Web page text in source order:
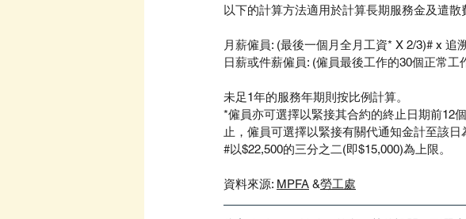
以下的計算方法適用於計算長期服務金及遣散
月薪僱員: (最後一個月全月工資* X 2/3)# x 追
日薪或件薪僱員: (僱員最後工作的30個正常
未足1年的服務年期則按比例計算。
*僱員亦可選擇以緊接其合約的終止日期前12
止，僱員可選擇以緊接有關代通知金計至該
#以$22,500的三分之二(即$15,000)為上限。
資料來源: MPFA &勞工處